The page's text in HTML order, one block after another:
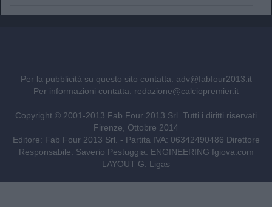
Per la pubblicità su questo sito contatta: adv@fabfour2013.it
Per informazioni contatta: redazione@calciopremier.it
Copyright © 2001-2013 Fab Four 2013 Srl. Tutti i diritti riservati
Firenze, Ottobre 2014
Editore: Fab Four 2013 Srl. - Partita IVA: 06342490486 Direttore
Responsabile: Saverio Pestuggia. ENGINEERING fgiova.com
LAYOUT G. Ligas